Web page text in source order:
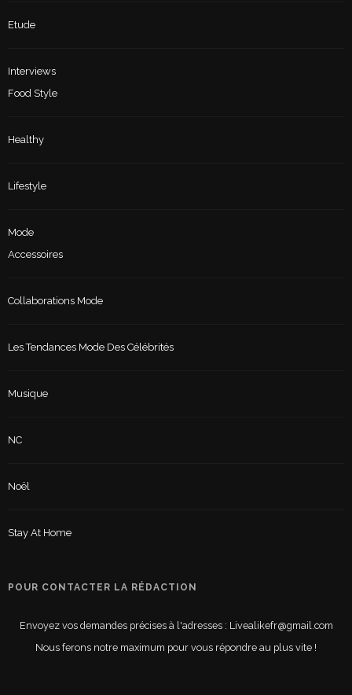
Etude
Interviews
Food Style
Healthy
Lifestyle
Mode
Accessoires
Collaborations Mode
Les Tendances Mode Des Célébrités
Musique
NC
Noël
Stay At Home
POUR CONTACTER LA RÉDACTION
Envoyez vos demandes précises à l'adresses : Livealikefr@gmail.com
Nous ferons notre maximum pour vous répondre au plus vite !